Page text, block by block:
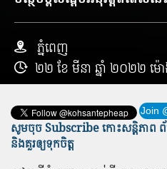
ភ្នំពេញ
២២ ខែ មីនា ឆ្នាំ ២០២២
Join
សូមចុច Subscribe កោះសន្តិភាព
និង​គួរឲ្យទុកចិត្ត